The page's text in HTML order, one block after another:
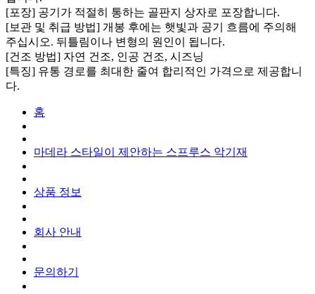
[포장] 공기가 적절히 통하는 골판지 상자로 포장합니다.
[보관 및 취급 방법] 개봉 후에는 햇빛과 공기 흐름에 주의해
주십시오. 뒤틀림이나 변형의 원인이 됩니다.
[건조 방법] 자연 건조, 인공 건조, 시즈닝
[특징] 유통 경로를 최대한 줄여 합리적인 가격으로 제공합니
다.
홈
마데라 스타일이 제안하는 스프루스 악기재
상품 정보
회사 안내
문의하기